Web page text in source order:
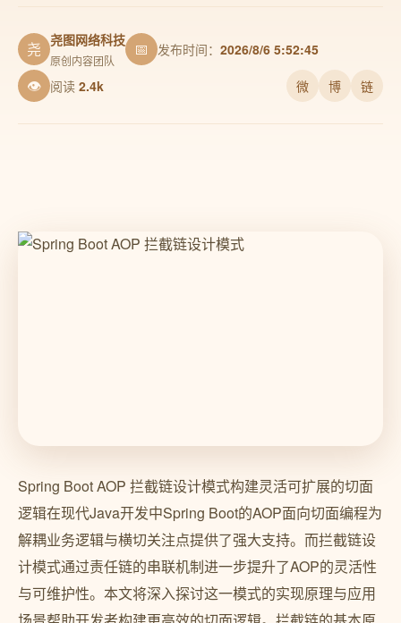
尧 尧图网络科技
原创内容团队
📅 发布时间： 2026/8/6 5:52:45
👁 阅读 2.4k 微 博 链
Spring Boot AOP 拦截链设计模式构建灵活可扩展的切面
逻辑在现代Java开发中Spring Boot的AOP面向切面编程为
解耦业务逻辑与横切关注点提供了强大支持。而拦截链设
计模式通过责任链的串联机制进一步提升了AOP的灵活性
与可维护性。本文将深入探讨这一模式的实现原理与应用